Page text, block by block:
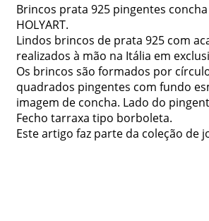
Brincos prata 925 pingentes
HOLYART.
Lindos brincos de prata 925 com
realizados à mão na Itália em
Os brincos são formados por
quadrados pingentes com fundo
imagem de concha. Lado do
Fecho tarraxa tipo borboleta.
Este artigo faz parte da coleção de